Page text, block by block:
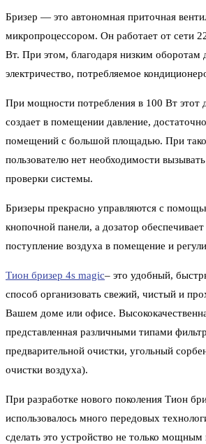
Бризер — это автономная приточная
микропроцессором. Он работает от сети
Вт. При этом, благодаря низким оборотам
электричество, потребляемое
При мощности потребления в 100 Вт этот
создает в помещении давление,
помещений с большой площадью. При
пользователю нет необходимости
проверки системы.
Бризеры прекрасно управляются с
кнопочной панели, а дозатор
поступление воздуха в помещение и
Тион бризер 4s magic– это удобный,
способ организовать свежий, чистый и
Вашем доме или офисе.
представленная различными типами
предварительной очистки, угольный
очистки воздуха).
При разработке нового поколения Тион
использовалось много передовых
сделать это устройство не только